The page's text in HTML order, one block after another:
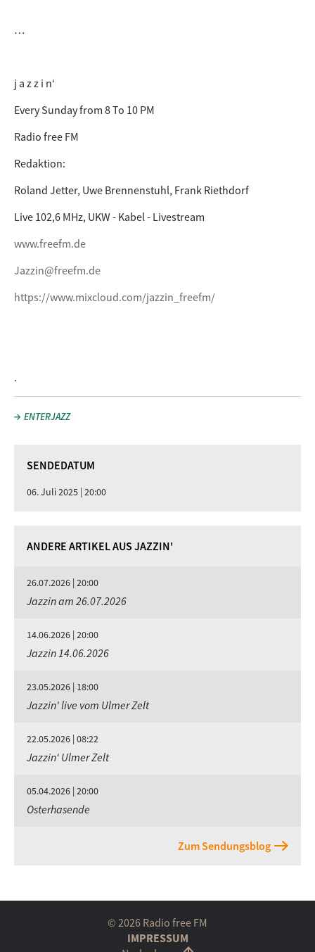
…
j a z z i n‘
Every Sunday from 8 To 10 PM
Radio free FM
Redaktion:
Roland Jetter, Uwe Brennenstuhl, Frank Riethdorf
Live 102,6 MHz, UKW - Kabel - Livestream
www.freefm.de
Jazzin@freefm.de
https://www.mixcloud.com/jazzin_freefm/
.
ENTERJAZZ
SENDEDATUM
06. Juli 2025 | 20:00
ANDERE ARTIKEL AUS JAZZIN'
26.07.2026 | 20:00
Jazzin am 26.07.2026
14.06.2026 | 20:00
Jazzin 14.06.2026
23.05.2026 | 18:00
Jazzin' live vom Ulmer Zelt
22.05.2026 | 08:22
Jazzin‘ Ulmer Zelt
05.04.2026 | 20:00
Osterhasende
Zum Sendungsblog
© 2026 Radio free FM
IMPRESSUM